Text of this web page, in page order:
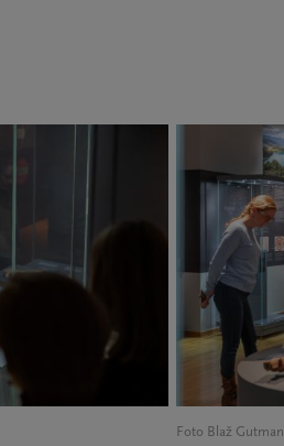
Foto Blaž Gutman